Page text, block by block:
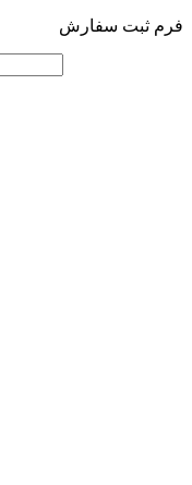
فرم ثبت سفارش